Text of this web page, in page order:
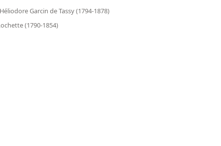
Garcin de Tassy (1794-1878)
(1790-1854)